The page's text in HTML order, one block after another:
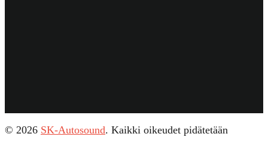
© 2026 SK-Autosound. Kaikki oikeudet pidätetään